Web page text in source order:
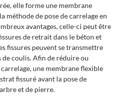
elle forme une membrane
méthode de pose de carrelage en
avantages, celle-ci peut être
de retrait dans le béton et
fissures peuvent se transmettre
de coulis. Afin de réduire ou
une membrane flexible
fissuré avant la pose de
et de pierre.